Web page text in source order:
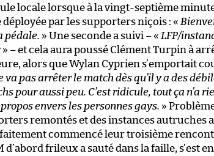
locale lorsque à la vingt-septième
déployée par les supporters niçois : «
pédale. » Une seconde a suivi – « LFP/
» – et cela aura poussé Clément Turpin à
alors que Wylan Cyprien s’emportait
va pas arrêter le match dès qu’il y a des
pour aussi peu. C’est ridicule, tout ça n’a
envers les personnes gays. »
remontés et des instances autruches
commencé leur troisième
d’abord frileux a sauté dans la faille, s’est